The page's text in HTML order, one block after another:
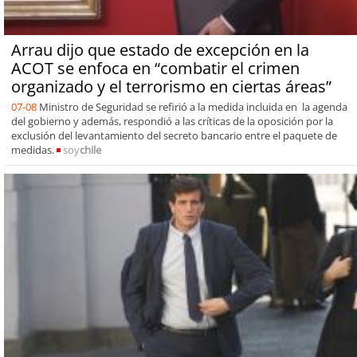
Arrau dijo que estado de excepción en la
ACOT se enfoca en “combatir el crimen
organizado y el terrorismo en ciertas áreas”
07-08 Ministro de Seguridad se refirió a la medida incluida en la agenda
del gobierno y además, respondió a las críticas de la oposición por la
exclusión del levantamiento del secreto bancario entre el paquete de
medidas.
soychile